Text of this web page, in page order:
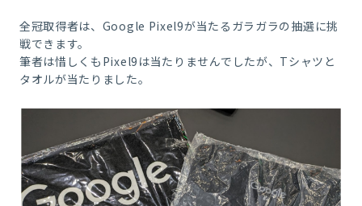
全冠取得者は、Google Pixel9が当たるガラガラの抽選に挑
戦できます。
筆者は惜しくもPixel9は当たりませんでしたが、Tシャツと
タオルが当たりました。